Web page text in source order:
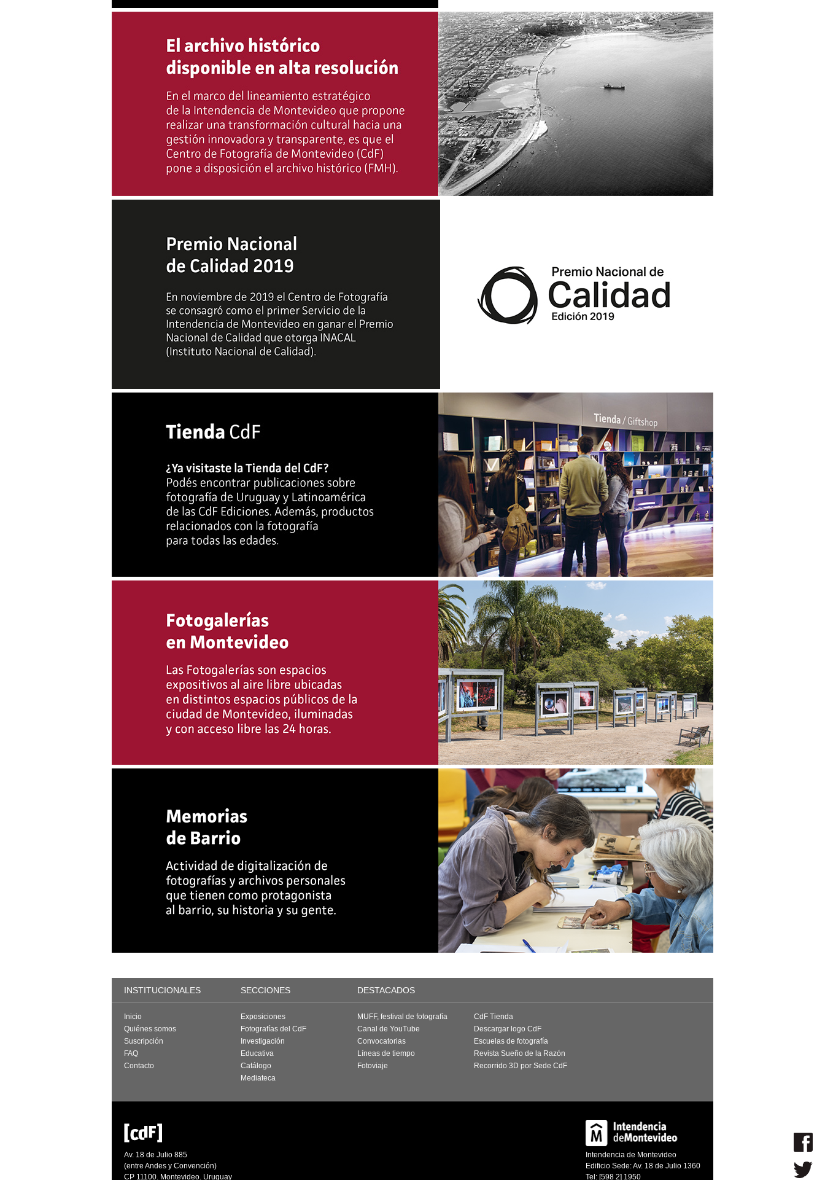
INSTITUCIONALES SECCIONES DESTACADOS
Inicio
Quiénes somos
Suscripción
FAQ
Contacto
Exposiciones
Fotografías del CdF
Investigación
Educativa
Catálogo
Mediateca
MUFF, festival de fotografía
Canal de YouTube
Convocatorias
Líneas de tiempo
Fotoviaje
CdF Tienda
Descargar logo CdF
Escuelas de fotografía
Revista Sueño de la Razón
Recorrido 3D por Sede CdF
Av. 18 de Julio 885
(entre Andes y Convención)
CP 11100. Montevideo. Uruguay
Intendencia de Montevideo
Edificio Sede: Av. 18 de Julio 1360
Tel: [598 2] 1950